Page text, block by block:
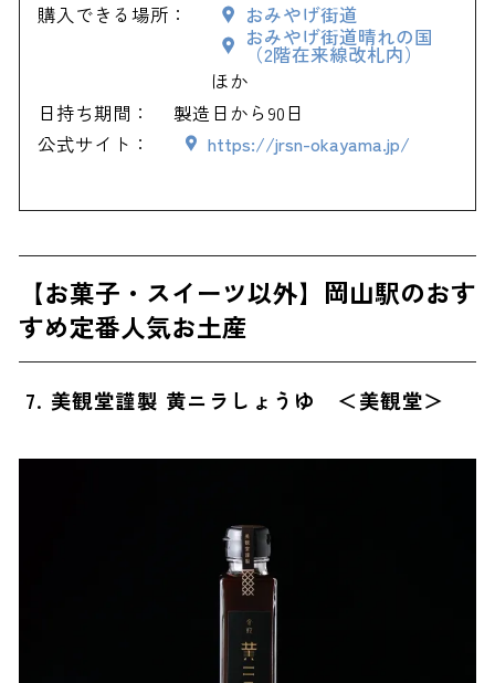
購入できる場所：
おみやげ街道
おみやげ街道晴れの国
（2階在来線改札内）
ほか
日持ち期間：
製造日から90日
公式サイト：
https://jrsn-okayama.jp/
【お菓子・スイーツ以外】岡山駅のおす
すめ定番人気お土産
7. 美観堂謹製 黄ニラしょうゆ ＜美観堂＞